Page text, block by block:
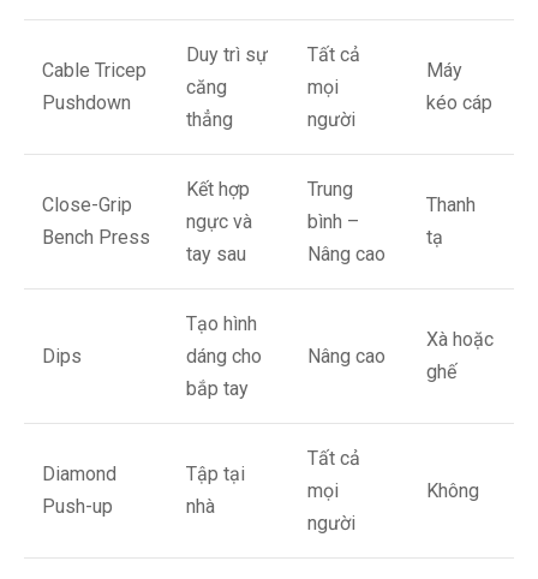
Cable Tricep
Pushdown
Duy trì sự
căng
thẳng
Tất cả
mọi
người
Máy
kéo cáp
Close-Grip
Bench Press
Kết hợp
ngực và
tay sau
Trung
bình –
Nâng cao
Thanh
tạ
Dips
Tạo hình
dáng cho
bắp tay
Nâng cao
Xà hoặc
ghế
Diamond
Push-up
Tập tại
nhà
Tất cả
mọi
người
Không